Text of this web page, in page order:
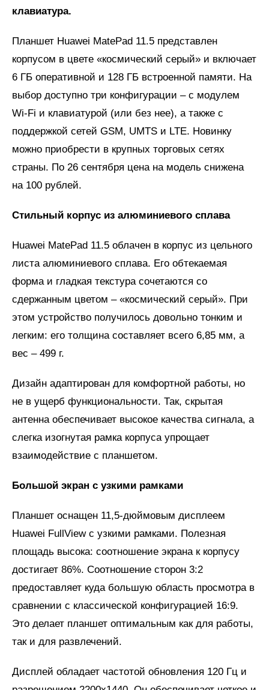
клавиатура.
Планшет Huawei MatePad 11.5 представлен
корпусом в цвете «космический серый» и включает
6 ГБ оперативной и 128 ГБ встроенной памяти. На
выбор доступно три конфигурации – с модулем
Wi-Fi и клавиатурой (или без нее), а также с
поддержкой сетей GSM, UMTS и LTE. Новинку
можно приобрести в крупных торговых сетях
страны. По 26 сентября цена на модель снижена
на 100 рублей.
Стильный корпус из алюминиевого сплава
Huawei MatePad 11.5 облачен в корпус из цельного
листа алюминиевого сплава. Его обтекаемая
форма и гладкая текстура сочетаются со
сдержанным цветом – «космический серый». При
этом устройство получилось довольно тонким и
легким: его толщина составляет всего 6,85 мм, а
вес – 499 г.
Дизайн адаптирован для комфортной работы, но
не в ущерб функциональности. Так, скрытая
антенна обеспечивает высокое качества сигнала, а
слегка изогнутая рамка корпуса упрощает
взаимодействие с планшетом.
Большой экран с узкими рамками
Планшет оснащен 11,5-дюймовым дисплеем
Huawei FullView с узкими рамками. Полезная
площадь высока: соотношение экрана к корпусу
достигает 86%. Соотношение сторон 3:2
предоставляет куда большую область просмотра в
сравнении с классической конфигурацией 16:9.
Это делает планшет оптимальным как для работы,
так и для развлечений.
Дисплей обладает частотой обновления 120 Гц и